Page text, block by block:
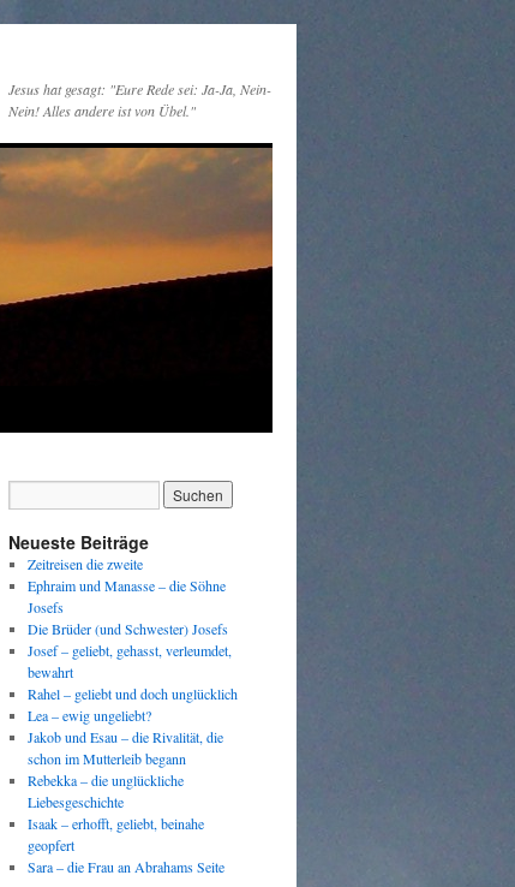
Jesus hat gesagt: "Eure Rede sei: Ja-Ja, Nein-
Nein! Alles andere ist von Übel."
Neueste Beiträge
Zeitreisen die zweite
Ephraim und Manasse – die Söhne
Josefs
Die Brüder (und Schwester) Josefs
Josef – geliebt, gehasst, verleumdet,
bewahrt
Rahel – geliebt und doch unglücklich
Lea – ewig ungeliebt?
Jakob und Esau – die Rivalität, die
schon im Mutterleib begann
Rebekka – die unglückliche
Liebesgeschichte
Isaak – erhofft, geliebt, beinahe
geopfert
Sara – die Frau an Abrahams Seite